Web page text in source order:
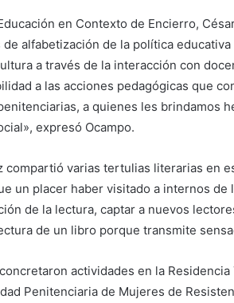
en Contexto de Encierro,
alfabetización de la política
a través de la interacción con
a las acciones pedagógicas que
a quienes les brindamos
expresó Ocampo.
compartió varias tertulias literarias en
un placer haber visitado a internos
de la lectura, captar a nuevos
de un libro porque transmite
actividades en la
Penitenciaria de Mujeres de